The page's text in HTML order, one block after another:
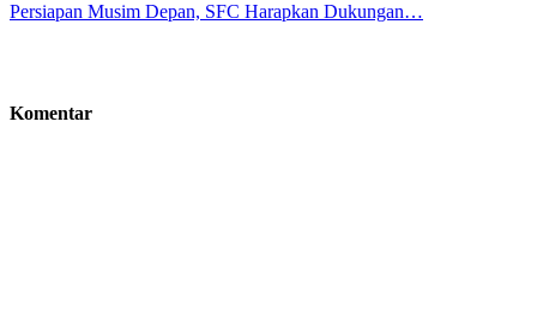
Persiapan Musim Depan, SFC Harapkan Dukungan…
Komentar